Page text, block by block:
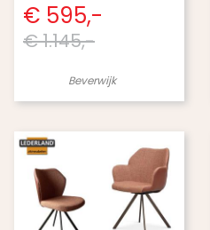
€ 595,-
€ 1.145,-
Beverwijk